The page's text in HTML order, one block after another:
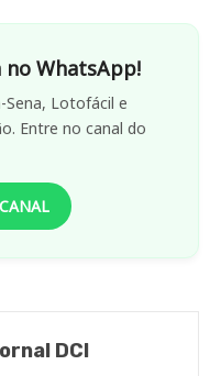
WhatsApp!
Sena, Lotofácil e
Entre no canal do
DCI